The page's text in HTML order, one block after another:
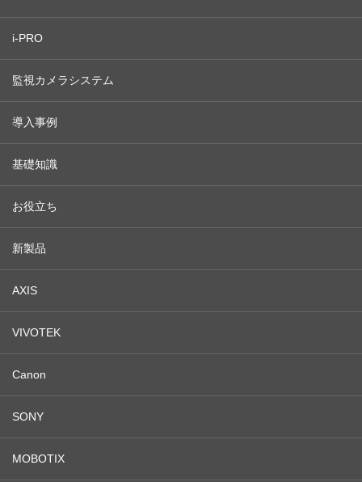
i-PRO
監視カメラシステム
導入事例
基礎知識
お役立ち
新製品
AXIS
VIVOTEK
Canon
SONY
MOBOTIX